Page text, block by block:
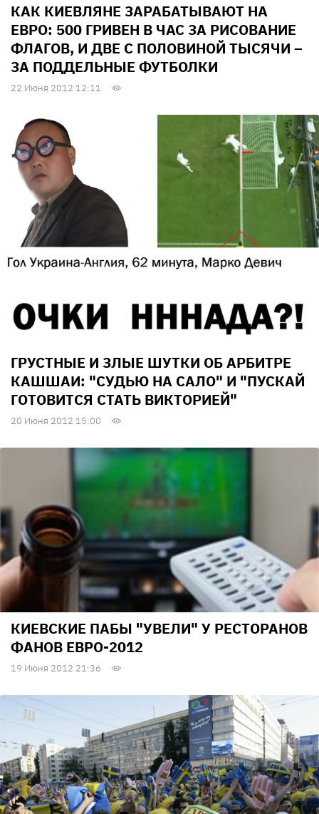
КАК КИЕВЛЯНЕ ЗАРАБАТЫВАЮТ НА
ЕВРО: 500 ГРИВЕН В ЧАС ЗА РИСОВАНИЕ
ФЛАГОВ, И ДВЕ С ПОЛОВИНОЙ ТЫСЯЧИ –
ЗА ПОДДЕЛЬНЫЕ ФУТБОЛКИ
22 Июня 2012 12:11
ГРУСТНЫЕ И ЗЛЫЕ ШУТКИ ОБ АРБИТРЕ
КАШШАИ: "СУДЬЮ НА САЛО" И "ПУСКАЙ
ГОТОВИТСЯ СТАТЬ ВИКТОРИЕЙ"
20 Июня 2012 15:00
КИЕВСКИЕ ПАБЫ "УВЕЛИ" У РЕСТОРАНОВ
ФАНОВ ЕВРО-2012
19 Июня 2012 21:36